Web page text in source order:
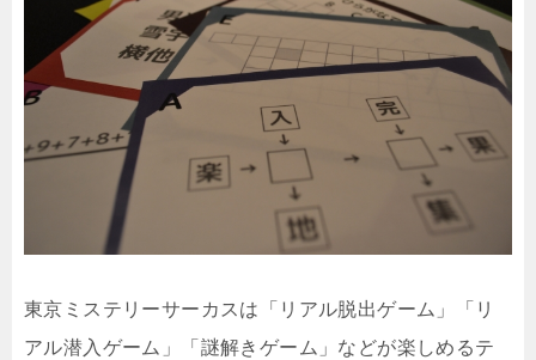
東京ミステリーサーカスは「リアル脱出ゲーム」「リ
アル潜入ゲーム」「謎解きゲーム」などが楽しめるテ